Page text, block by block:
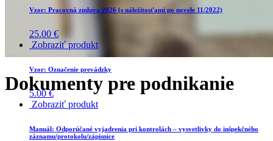
Dokumenty pre podnikanie
Vzor: Pracovná zmluva 2026 (s náležitosťami po novele 11/2022)
25.00 €
Zobraziť produkt
Vzor: Označenie prevádzky
5.00€
Zobraziť produkt
Manuál: Odporúčané vyjadrenia pri kontrolách – vysvetlivky do inšpekčného
záznamu/protokolu/zápisnice